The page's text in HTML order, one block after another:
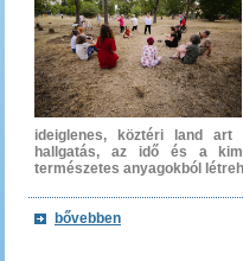
ideiglenes, köztéri land art
hallgatás, az idő és a
természetes anyagokból
bővebben